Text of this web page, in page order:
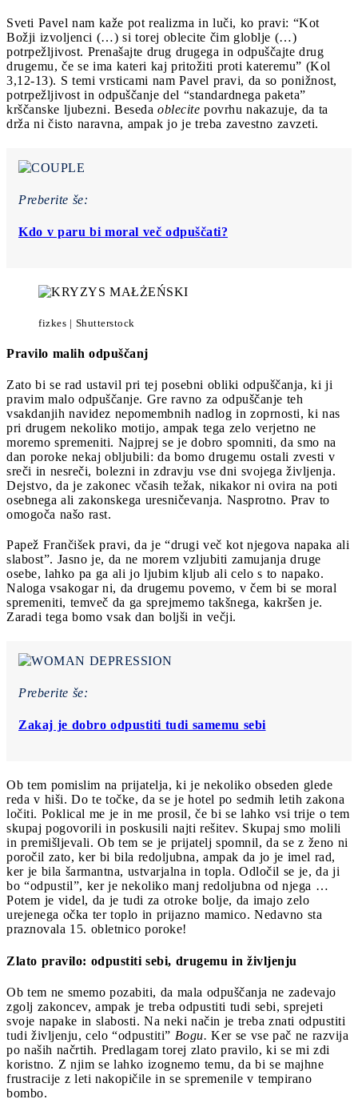
Sveti Pavel nam kaže pot realizma in luči, ko pravi: “Kot
Božji izvoljenci (…) si torej oblecite čim globlje (…)
potrpežljivost. Prenašajte drug drugega in odpuščajte drug
drugemu, če se ima kateri kaj pritožiti proti kateremu” (Kol
3,12-13). S temi vrsticami nam Pavel pravi, da so ponižnost,
potrpežljivost in odpuščanje del “standardnega paketa”
krščanske ljubezni. Beseda oblecite povrhu nakazuje, da ta
drža ni čisto naravna, ampak jo je treba zavestno zavzeti.
Preberite še:
Kdo v paru bi moral več odpuščati?
fizkes | Shutterstock
Pravilo malih odpuščanj
Zato bi se rad ustavil pri tej posebni obliki odpuščanja, ki ji
pravim malo odpuščanje. Gre ravno za odpuščanje teh
vsakdanjih navidez nepomembnih nadlog in zoprnosti, ki nas
pri drugem nekoliko motijo, ampak tega zelo verjetno ne
moremo spremeniti. Najprej se je dobro spomniti, da smo na
dan poroke nekaj obljubili: da bomo drugemu ostali zvesti v
sreči in nesreči, bolezni in zdravju vse dni svojega življenja.
Dejstvo, da je zakonec včasih težak, nikakor ni ovira na poti
osebnega ali zakonskega uresničevanja. Nasprotno. Prav to
omogoča našo rast.
Papež Frančišek pravi, da je “drugi več kot njegova napaka ali
slabost”. Jasno je, da ne morem vzljubiti zamujanja druge
osebe, lahko pa ga ali jo ljubim kljub ali celo s to napako.
Naloga vsakogar ni, da drugemu povemo, v čem bi se moral
spremeniti, temveč da ga sprejmemo takšnega, kakršen je.
Zaradi tega bomo vsak dan boljši in večji.
Preberite še:
Zakaj je dobro odpustiti tudi samemu sebi
Ob tem pomislim na prijatelja, ki je nekoliko obseden glede
reda v hiši. Do te točke, da se je hotel po sedmih letih zakona
ločiti. Poklical me je in me prosil, če bi se lahko vsi trije o tem
skupaj pogovorili in poskusili najti rešitev. Skupaj smo molili
in premišljevali. Ob tem se je prijatelj spomnil, da se z ženo ni
poročil zato, ker bi bila redoljubna, ampak da jo je imel rad,
ker je bila šarmantna, ustvarjalna in topla. Odločil se je, da ji
bo “odpustil”, ker je nekoliko manj redoljubna od njega …
Potem je videl, da je tudi za otroke bolje, da imajo zelo
urejenega očka ter toplo in prijazno mamico. Nedavno sta
praznovala 15. obletnico poroke!
Zlato pravilo: odpustiti sebi, drugemu in življenju
Ob tem ne smemo pozabiti, da mala odpuščanja ne zadevajo
zgolj zakoncev, ampak je treba odpustiti tudi sebi, sprejeti
svoje napake in slabosti. Na neki način je treba znati odpustiti
tudi življenju, celo “odpustiti” Bogu. Ker se vse pač ne razvija
po naših načrtih. Predlagam torej zlato pravilo, ki se mi zdi
koristno. Z njim se lahko izognemo temu, da bi se majhne
frustracije z leti nakopičile in se spremenile v tempirano
bombo.